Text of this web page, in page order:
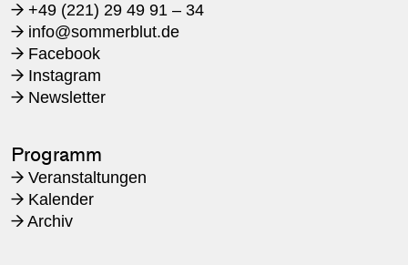
→ +49 (221) 29 49 91 – 34
→ ​info@sommerblut.de
→ Facebook
→ Instagram
→ Newsletter
Programm
→ Veranstaltungen
→ Kalender
→ Archiv